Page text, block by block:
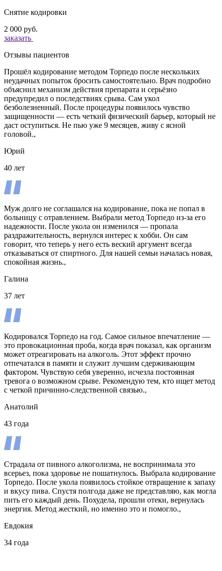
Снятие кодировки
2 000 руб.
заказать
Отзывы пациентов
Прошёл кодирование методом Торпедо после нескольких
неудачных попыток бросить самостоятельно. Врач подробно
объяснил механизм действия препарата и серьёзно
предупредил о последствиях срыва. Сам укол
безболезненный. После процедуры появилось чувство
защищенности — есть четкий физический барьер, который не
даст оступиться. Не пью уже 9 месяцев, живу с ясной
головой.,
Юрий
40 лет
Муж долго не соглашался на кодирование, пока не попал в
больницу с отравлением. Выбрали метод Торпедо из-за его
надежности. После укола он изменился — пропала
раздражительность, вернулся интерес к хобби. Он сам
говорит, что теперь у него есть веский аргумент всегда
отказываться от спиртного. Для нашей семьи началась новая,
спокойная жизнь.,
Галина
37 лет
Кодировался Торпедо на год. Самое сильное впечатление —
это провокационная проба, когда врач показал, как организм
может отреагировать на алкоголь. Этот эффект прочно
отпечатался в памяти и служит лучшим сдерживающим
фактором. Чувствую себя уверенно, исчезла постоянная
тревога о возможном срыве. Рекомендую тем, кто ищет метод
с четкой причинно-следственной связью.,
Анатолий
43 года
Страдала от пивного алкоголизма, не воспринимала это
всерьез, пока здоровье не пошатнулось. Выбрала кодирование
Торпедо. После укола появилось стойкое отвращение к запаху
и вкусу пива. Спустя полгода даже не представляю, как могла
пить его каждый день. Похудела, прошли отеки, вернулась
энергия. Метод жесткий, но именно это и помогло.,
Евдокия
34 года